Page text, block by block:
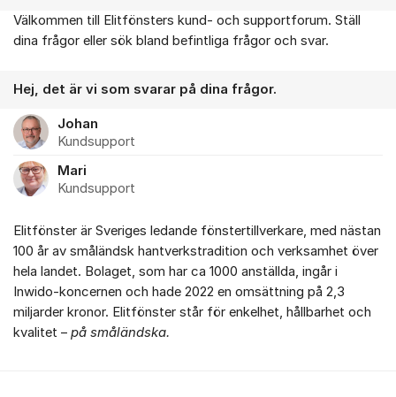
Om forumet
Välkommen till Elitfönsters kund- och supportforum. Ställ
dina frågor eller sök bland befintliga frågor och svar.
Hej, det är vi som svarar på dina frågor.
Johan
Kundsupport
Mari
Kundsupport
Elitfönster är Sveriges ledande fönstertillverkare, med nästan
100 år av småländsk hantverkstradition och verksamhet över
hela landet. Bolaget, som har ca 1000 anställda, ingår i
Inwido-koncernen och hade 2022 en omsättning på 2,3
miljarder kronor. Elitfönster står för enkelhet, hållbarhet och
kvalitet – på småländska.